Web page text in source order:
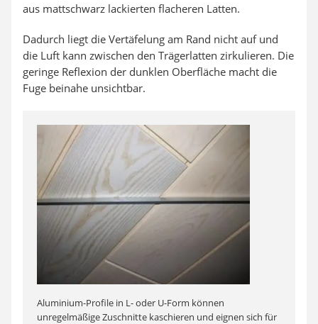
aus mattschwarz lackierten flacheren Latten.
Dadurch liegt die Vertäfelung am Rand nicht auf und
die Luft kann zwischen den Trägerlatten zirkulieren. Die
geringe Reflexion der dunklen Oberfläche macht die
Fuge beinahe unsichtbar.
Aluminium-Profile in L- oder U-Form können
unregelmäßige Zuschnitte kaschieren und eignen sich für